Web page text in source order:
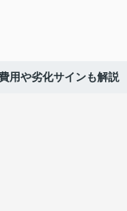
用や劣化サインも解説